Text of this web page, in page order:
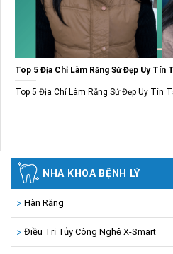
NHA KHOA BỆNH LÝ
Hàn Răng
Điều Trị Tủy Công Nghệ X-Smart
Top 5 Địa Chỉ Làm Răng Sứ Đẹp Uy Tín
Top 5 Địa Chỉ Làm Răng Sứ Đẹp Uy Tín